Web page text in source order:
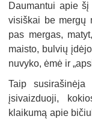
Daumantui apie
visiškai be mergų
pas mergas,
maisto, bulvių
nuvyko, ėmė ir
Taip
įsivaizduoji,
klaikumą apie